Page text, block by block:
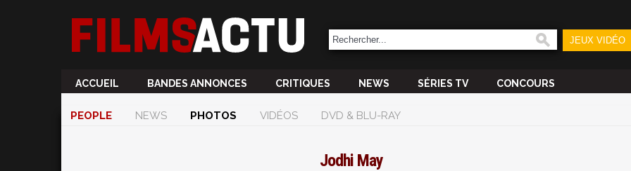
JEUX VIDÉO
ACCUEIL BANDES ANNONCES CRITIQUES NEWS SÉRIES TV CONCOURS
PEOPLE NEWS PHOTOS VIDÉOS DVD & BLU-RAY
Jodhi May